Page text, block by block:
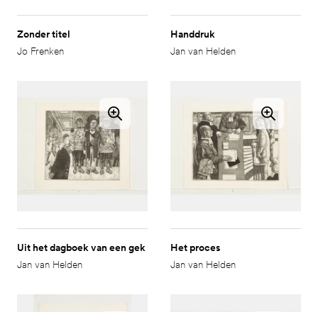
Zonder titel
Jo Frenken
Handdruk
Jan van Helden
Uit het dagboek van een gek
Jan van Helden
Het proces
Jan van Helden